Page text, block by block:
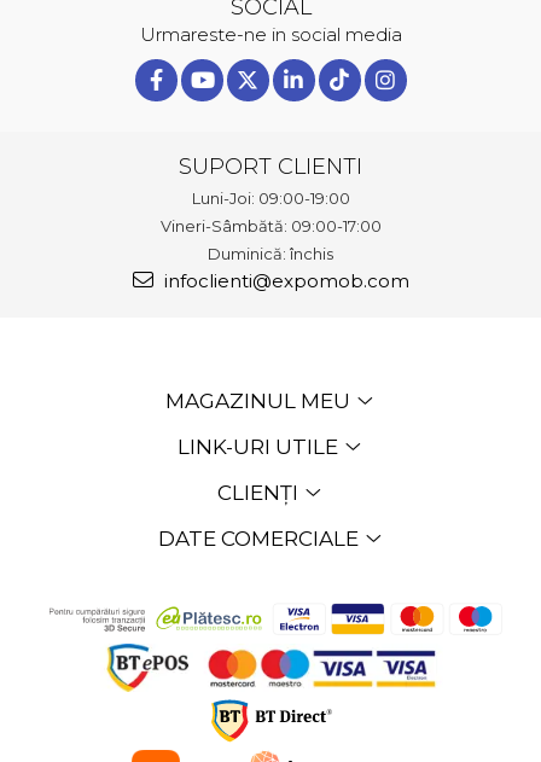
SOCIAL
Urmareste-ne in social media
SUPORT CLIENTI
Luni-Joi: 09:00-19:00
Vineri-Sâmbătă: 09:00-17:00
Duminică: închis
infoclienti@expomob.com
MAGAZINUL MEU
LINK-URI UTILE
CLIENȚI
DATE COMERCIALE